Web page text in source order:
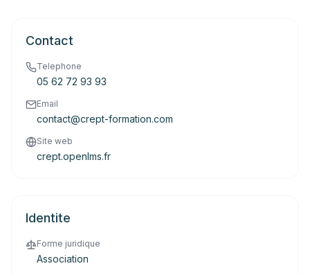
Contact
Telephone
05 62 72 93 93
Email
contact@crept-formation.com
Site web
crept.openlms.fr
Identite
Forme juridique
Association